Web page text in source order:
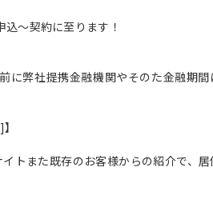
～契約に至ります！
に弊社提携金融機関やそのた金融期
トまた既存のお客様からの紹介で、